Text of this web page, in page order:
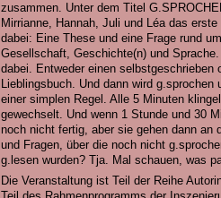
zusammen. Unter dem Titel
Mirrianne, Hannah, Juli und Léa das
dabei: Eine These und eine Frage rund
Gesellschaft, Geschichte(n) und
dabei. Entweder einen selbstgeschrieben
Lieblingsbuch. Und dann wird
einer simplen Regel. Alle 5 Minuten
gewechselt. Und wenn 1 Stunde und 30
noch nicht fertig, aber sie gehen dann an
und Fragen, über die noch nicht
g.lesen wurden? Tja. Mal schauen, was
Die Veranstaltung ist Teil der Reihe